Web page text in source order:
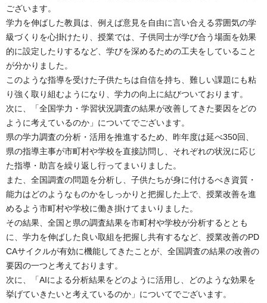
ございます。
学力を伸ばした教員は、例えば意見を自由に言い合える雰囲気の学
級づくりを心掛けたり、授業では、子供同士が学び合う場面を効果
的に設定したりするなど、学びを深めるための工夫をしていること
が分かりました。
このような指導を受けた子供たちは自信を持ち、難しい課題にも粘
り強く取り組むようになり、学力の向上に結びついております。
次に、「全国学力・学習状況調査の結果が改善してきた要因をどの
ように考えているのか」についてでございます。
県の学力調査の分析・活用を推進するため、昨年度は延べ350回、
県の指導主事が市町村や学校を直接訪問し、それぞれの状況に応じ
た指導・助言を繰り返し行ってまいりました。
また、全国調査の問題を分析し、子供たちが身に付けるべき資質・
能力はどのようなものかをしっかりと把握した上で、授業改善を進
めるよう市町村や学校に働き掛けてまいりました。
その結果、全国と県の調査結果を市町村や学校が分析するととも
に、学力を伸ばした良い取組を把握し共有するなど、授業改善のPD
CAサイクルが有効に機能してきたことが、全国調査の結果の改善の
要因の一つと考えております。
次に、「AIによる分析結果をどのように活用し、どのような効果を
挙げていきたいと考えているのか」についてでございます。